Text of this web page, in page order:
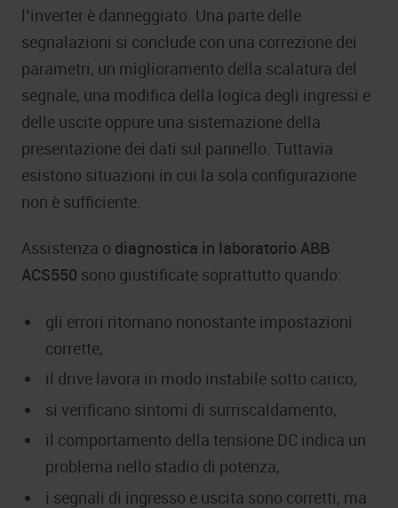
l’inverter è danneggiato. Una parte delle
segnalazioni si conclude con una correzione dei
parametri, un miglioramento della scalatura del
segnale, una modifica della logica degli ingressi e
delle uscite oppure una sistemazione della
presentazione dei dati sul pannello. Tuttavia
esistono situazioni in cui la sola configurazione
non è sufficiente.
Assistenza o diagnostica in laboratorio ABB
ACS550 sono giustificate soprattutto quando:
gli errori ritornano nonostante impostazioni
corrette,
il drive lavora in modo instabile sotto carico,
si verificano sintomi di surriscaldamento,
il comportamento della tensione DC indica un
problema nello stadio di potenza,
i segnali di ingresso e uscita sono corretti, ma